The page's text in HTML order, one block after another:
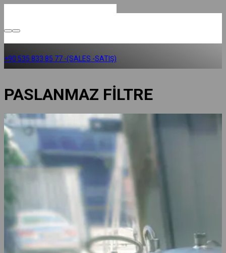
+90 535 833 85 77 -(SALES -SATIŞ)
PASLANMAZ FİLTRE